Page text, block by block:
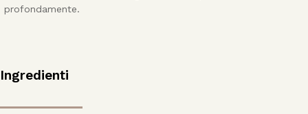
profondamente.
Ingredienti